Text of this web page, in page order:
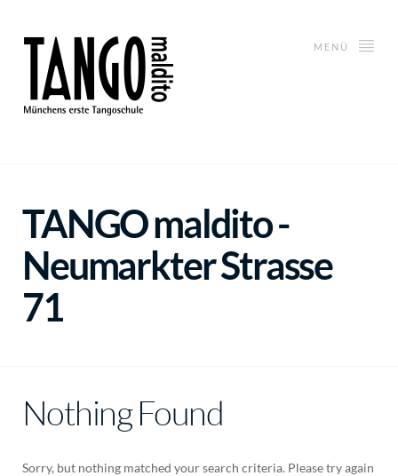
MENÜ
TANGO maldito -
Neumarkter Strasse
71
Nothing Found
Sorry, but nothing matched your search criteria. Please try again